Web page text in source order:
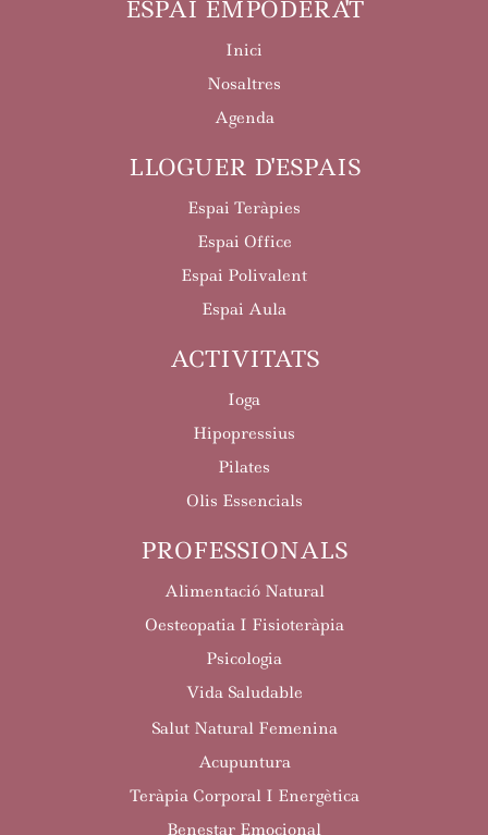
ESPAI EMPODERA'T
Inici
Nosaltres
Agenda
LLOGUER D'ESPAIS
Espai Teràpies
Espai Office
Espai Polivalent
Espai Aula
ACTIVITATS
Ioga
Hipopressius
Pilates
Olis Essencials
PROFESSIONALS
Alimentació Natural
Oesteopatia I Fisioteràpia
Psicologia
Vida Saludable
Salut Natural Femenina
Acupuntura
Teràpia Corporal I Energètica
Benestar Emocional